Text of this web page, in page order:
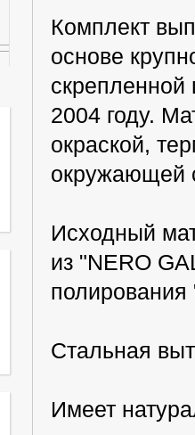
Комплект
основе
скрепленной
2004 году.
окраской,
окружающей
Исходный
из "NERO
полирования
Стальная
Имеет